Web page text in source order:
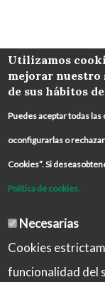
COLABORA
Utilizamos
mejorar
de sus hábitos
Puedes aceptar todas
oconfigurarlas o
Cookies”. Si
Política de cookies.
Necesarias
Cookies
funcionalidad del